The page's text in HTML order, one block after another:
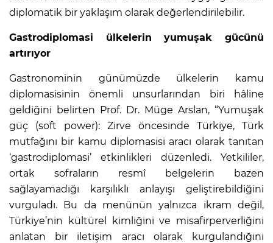
diplomatik bir yaklaşım olarak değerlendirilebilir.
Gastrodiplomasi ülkelerin yumuşak gücünü
artırıyor
Gastronominin günümüzde ülkelerin kamu
diplomasisinin önemli unsurlarından biri hâline
geldiğini belirten Prof. Dr. Müge Arslan, “Yumuşak
güç (soft power): Zirve öncesinde Türkiye, Türk
mutfağını bir kamu diplomasisi aracı olarak tanıtan
‘gastrodiplomasi’ etkinlikleri düzenledi. Yetkililer,
ortak sofraların resmî belgelerin bazen
sağlayamadığı karşılıklı anlayışı geliştirebildiğini
vurguladı. Bu da menünün yalnızca ikram değil,
Türkiye’nin kültürel kimliğini ve misafirperverliğini
anlatan bir iletişim aracı olarak kurgulandığını